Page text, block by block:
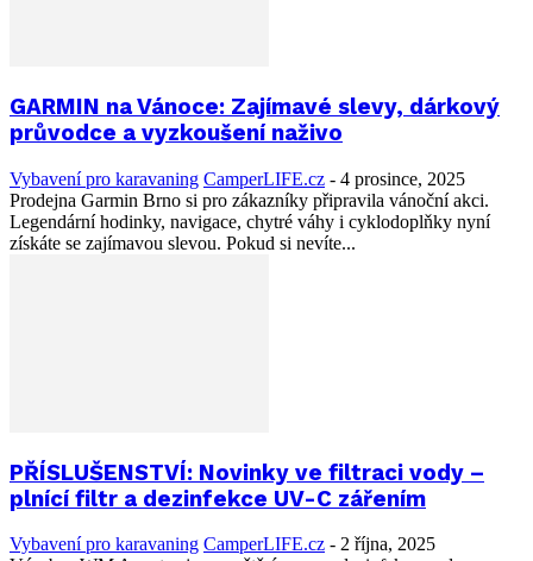
GARMIN na Vánoce: Zajímavé slevy, dárkový
průvodce a vyzkoušení naživo
Vybavení pro karavaning CamperLIFE.cz - 4 prosince, 2025
Prodejna Garmin Brno si pro zákazníky připravila vánoční akci.
Legendární hodinky, navigace, chytré váhy i cyklodoplňky nyní
získáte se zajímavou slevou. Pokud si nevíte...
PŘÍSLUŠENSTVÍ: Novinky ve filtraci vody –
plnící filtr a dezinfekce UV-C zářením
Vybavení pro karavaning CamperLIFE.cz - 2 října, 2025